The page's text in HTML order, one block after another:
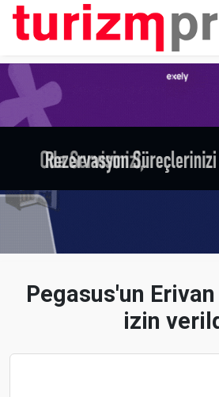
Pegasus'un
izin